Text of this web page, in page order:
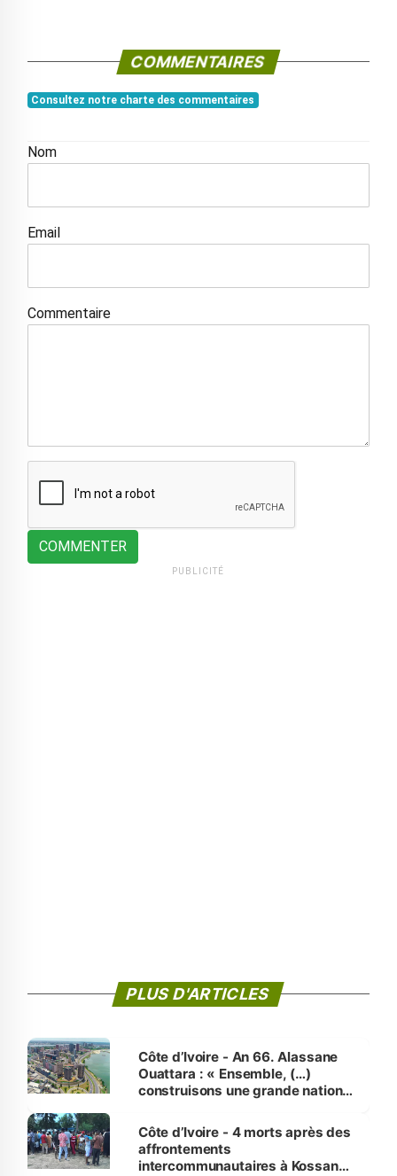
COMMENTAIRES
Consultez notre charte des commentaires
Nom
Email
Commentaire
COMMENTER
PUBLICITÉ
PLUS D'ARTICLES
Côte d’Ivoire - An 66. Alassane
Ouattara : « Ensemble, (…)
construisons une grande nation
générations futures »
Côte d’Ivoire - 4 morts après des
affrontements
intercommunautaires à Kossandji